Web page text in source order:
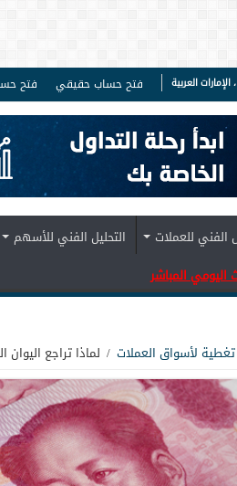
فتح حساب حقيقي فتح
الفني للعملات التحليل الفني للأسهم
اليومي المباشر
تغطية لأسواق العملات / لماذا تراجع اليوان